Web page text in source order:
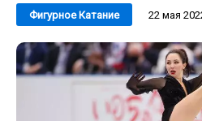
Фигурное Катание 22 мая